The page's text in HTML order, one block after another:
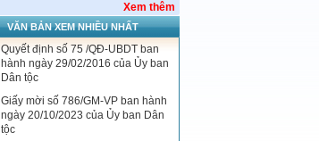
Xem thêm
VĂN BẢN XEM NHIỀU NHẤT
Quyết định số 75 /QĐ-UBDT ban
hành ngày 29/02/2016 của Ủy ban
Dân tộc
Giấy mời số 786/GM-VP ban hành
ngày 20/10/2023 của Ủy ban Dân
tộc